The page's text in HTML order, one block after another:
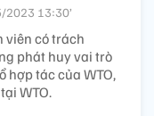
2023 13:30’
viên có trách
phát huy vai trò
hợp tác của WTO,
WTO.